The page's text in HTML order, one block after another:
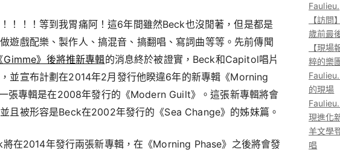
！！！等到我胃痛阿！這6年間雖然Beck也沒閒著，但是都是
做遊戲配樂、製作人、搞混音、搞翻唱、寫詞曲等等。先前傳聞
Gimme》後將推新專輯的消息終於被證實，Beck和Capitol唱片
並宣布計劃在2014年2月發行他睽違6年的新專輯《Morning
張專輯是在2008年發行的《Modern Guilt》。這張新專輯將會
且被形容是Beck在2002年發行的《Sea Change》的姊妹篇。
將在2014年發行兩張新專輯，在《Morning Phase》之後將會發
Faulieu.
【訪
歲前最
【現
粹的樂
的現場
現進化
羊文學
唱